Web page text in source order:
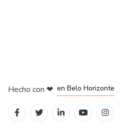
Hecho con ❤ en Belo Horizonte